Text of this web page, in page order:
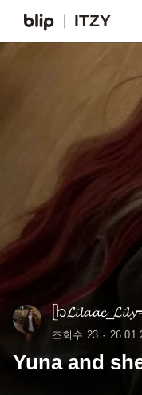
ITZY
조회수 23
Yuna and